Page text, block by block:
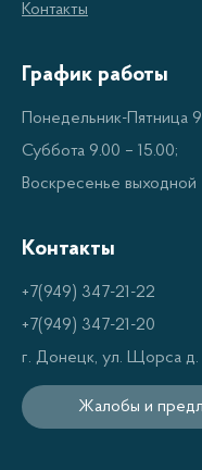
Высокая
крутящего
затягивать или
сложности.
Долговечность.
покрытие.
Надежность.
перегревается,
и непрерывную
Удобство в
эргономичный
Контакты
График работы
Понедельник-Пятница
Суббота 9.00 – 15.00;
Воскресенье выходной
Контакты
+7(949) 347-21-22
+7(949) 347-21-20
г. Донецк, ул. Щорса д.
Жалобы и